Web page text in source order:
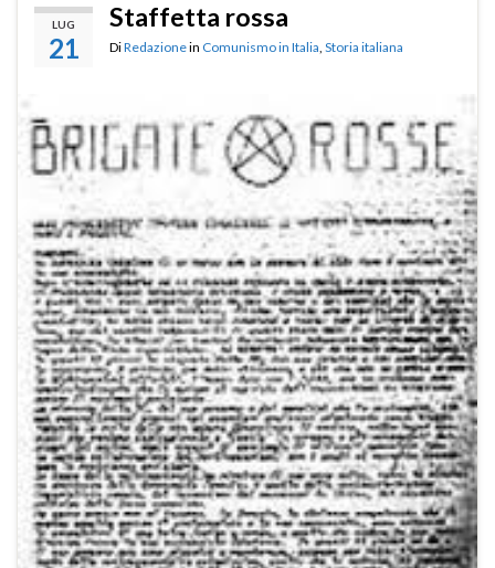
LUG
21
Staffetta rossa
DiRedazionein Comunismo in Italia, Storia italiana